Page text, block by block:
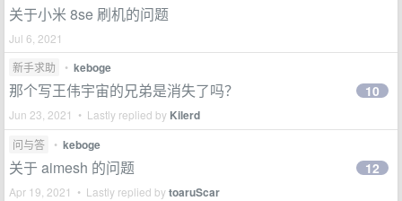
关于小米 8se 刷机的问题
Jul 6, 2021
新手求助
• keboge
那个写王伟宇宙的兄弟是消失了吗？
Jun 23, 2021 • Lastly replied by Kilerd
10
问与答 • keboge
关于 aimesh 的问题
Apr 19, 2021 • Lastly replied bytoaruScar
12